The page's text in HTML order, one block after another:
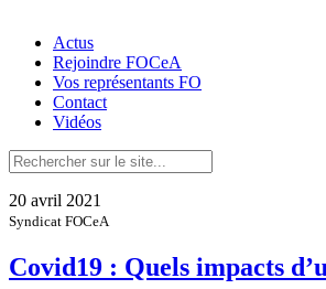
Actus
Rejoindre FOCeA
Vos représentants FO
Contact
Vidéos
20 avril 2021
Syndicat FOCeA
Covid19 : Quels impacts